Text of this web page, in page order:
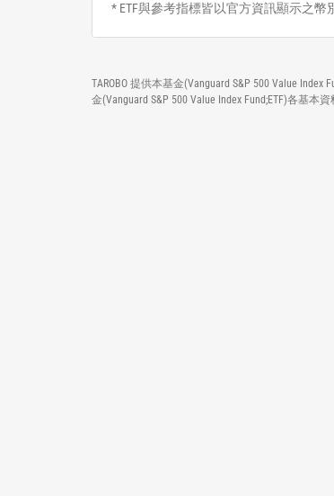
* ETF與參考指標皆以官方資訊顯示之幣
TAROBO 提供本基金(Vanguard S&P 500 Value
金(Vanguard S&P 500 Value Index Fund;ETF)各基